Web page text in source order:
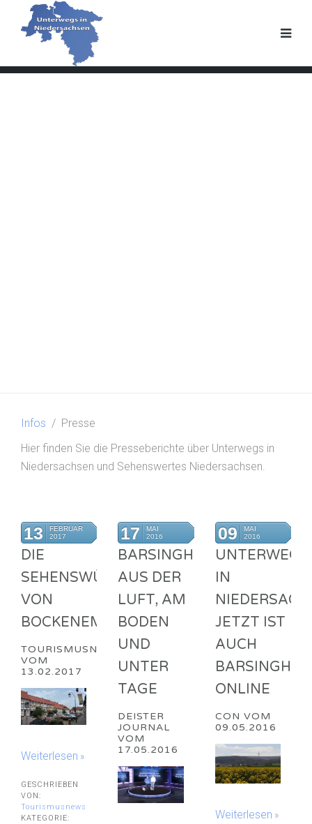
Infos
Presse
Hier finden Sie die Presseberichte über Unterwegs in
Niedersachsen und Sehenswertes Niedersachsen.
13
FEBRUAR
2017
DIE
SEHENSWÜRDIGKEITEN
VON
BOCKENEM
TOURISMUSNEWS
VOM
13.02.2017
Weiterlesen
GESCHRIEBEN
VON:
Tourismusnews
KATEGORIE:
17
MAI
2016
BARSINGHAUSEN
AUS DER
LUFT, AM
BODEN
UND
UNTER
TAGE
DEISTER
JOURNAL
VOM
17.05.2016
09
MAI
2016
UNTERWEGS
IN
JETZT IST
AUCH
ONLINE
CON VOM
09.05.2016
Weiterlesen